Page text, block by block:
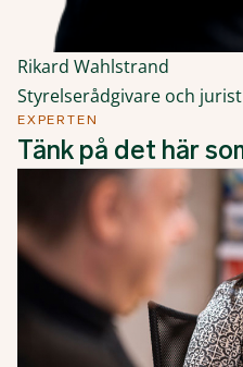
Rikard Wahlstrand
Styrelserådgivare och jurist
EXPERTEN
Tänk på det här